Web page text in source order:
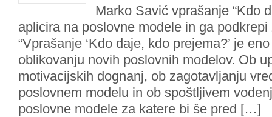
Marko Savić vprašanje “Kdo
aplicira na poslovne modele in ga
“Vprašanje ‘Kdo daje, kdo prejema?’ je
oblikovanju novih poslovnih modelov. Ob
motivacijskih dognanj, ob zagotavljanju
poslovnem modelu in ob spoštljivem
poslovne modele za katere bi še pred […]